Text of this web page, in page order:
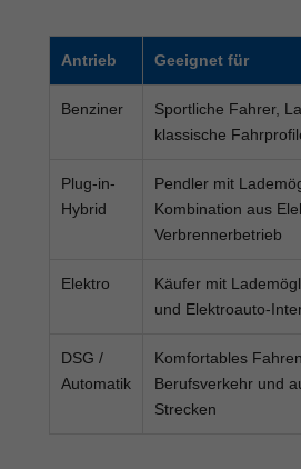
Antrieb Geeignet für
Benziner
Sportliche Fahrer,
klassische
Plug-in-
Hybrid
Pendler mit
Kombination aus
Verbrennerbetrieb
Elektro
Käufer mit
und Elektroauto-
DSG /
Automatik
Komfortables
Berufsverkehr und
Strecken